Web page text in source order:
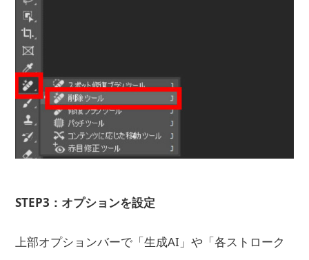
STEP3：オプションを設定
上部オプションバーで「生成AI」や「各ストローク